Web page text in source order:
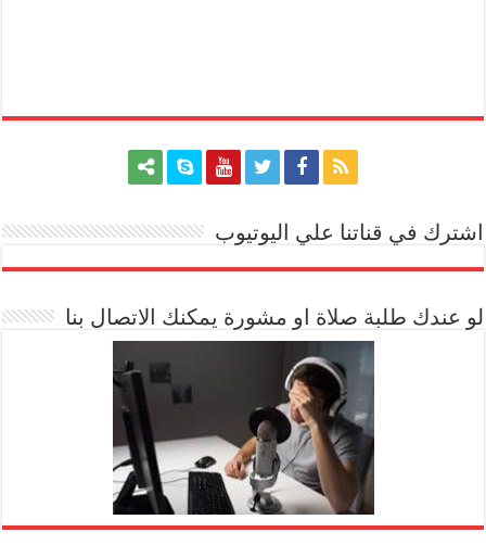
اشترك في قناتنا علي اليوتيوب
لو عندك طلبة صلاة او مشورة يمكنك الاتصال بنا